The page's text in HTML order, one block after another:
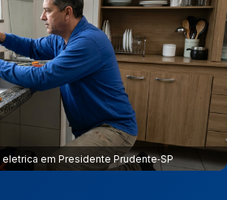
em Presidente Prudente‑SP